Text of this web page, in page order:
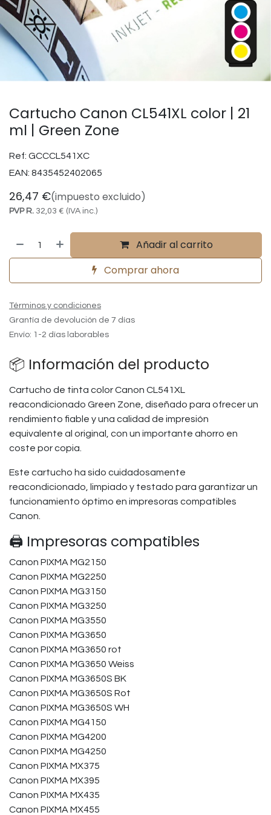
Cartucho Canon CL541XL color | 21
ml | Green Zone
Ref: GCCCL541XC
EAN: 8435452402065
26,47 €(impuesto excluido)
PVP R. 32,03 € (IVA inc.)
Añadir al carrito
Comprar ahora
Términos y condiciones
Grantía de devolución de 7 días
Envío: 1-2 días laborables
📦 Información del producto
Cartucho de tinta color Canon CL541XL
reacondicionado Green Zone, diseñado para ofrecer un
rendimiento fiable y una calidad de impresión
equivalente al original, con un importante ahorro en
coste por copia.
Este cartucho ha sido cuidadosamente
reacondicionado, limpiado y testado para garantizar un
funcionamiento óptimo en impresoras compatibles
Canon.
🖨️ Impresoras compatibles
Canon PIXMA MG2150
Canon PIXMA MG2250
Canon PIXMA MG3150
Canon PIXMA MG3250
Canon PIXMA MG3550
Canon PIXMA MG3650
Canon PIXMA MG3650 rot
Canon PIXMA MG3650 Weiss
Canon PIXMA MG3650S BK
Canon PIXMA MG3650S Rot
Canon PIXMA MG3650S WH
Canon PIXMA MG4150
Canon PIXMA MG4200
Canon PIXMA MG4250
Canon PIXMA MX375
Canon PIXMA MX395
Canon PIXMA MX435
Canon PIXMA MX455